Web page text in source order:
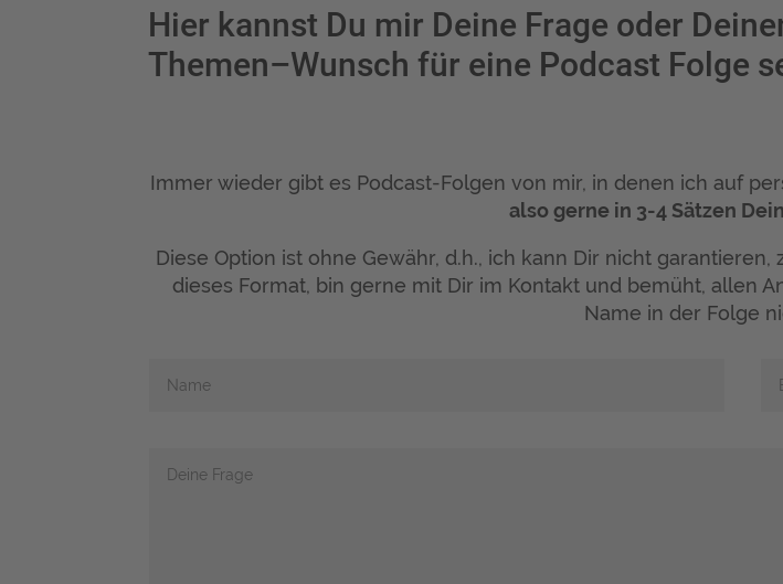
Hier kannst Du mir Deine Frage oder
Themen–Wunsch für eine Podcast Folge
Immer wieder gibt es Podcast-Folgen von mir, in denen ich auf
also gerne in 3-4 Sätzen
Diese Option ist ohne Gewähr, d.h., ich kann Dir nicht
dieses Format, bin gerne mit Dir im Kontakt und bemüht, allen
Name in der Folge